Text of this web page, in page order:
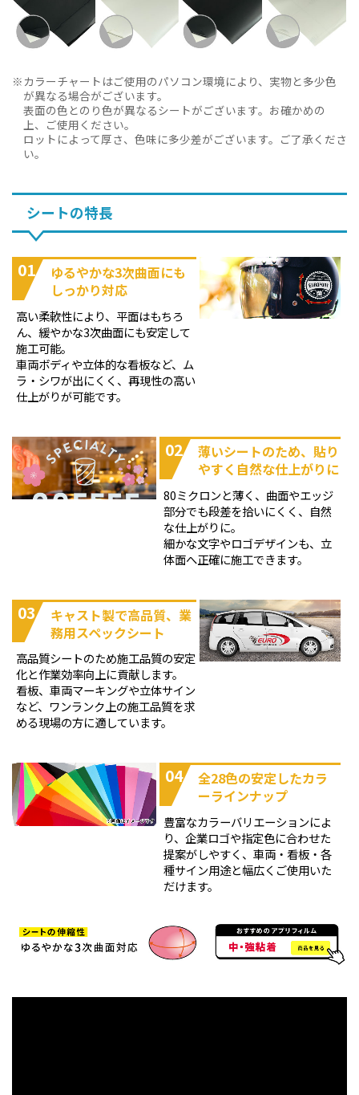
カラーチャートはご使用のパソコン環境により、実物と多少色
が異なる場合がございます。
表面の色とのり色が異なるシートがございます。お確かめの
上、ご使用ください。
ロットによって厚さ、色味に多少差がございます。ご了承くださ
い。
シートの特長
01
ゆるやかな3次曲面にも
しっかり対応
高い柔軟性により、平面はもちろ
ん、緩やかな3次曲面にも安定して
施工可能。
車両ボディや立体的な看板など、ム
ラ・シワが出にくく、再現性の高い
仕上がりが可能です。
02
薄いシートのため、貼り
やすく自然な仕上がりに
80ミクロンと薄く、曲面やエッジ
部分でも段差を拾いにくく、自然
な仕上がりに。
細かな文字やロゴデザインも、立
体面へ正確に施工できます。
03
キャスト製で高品質、業
務用スペックシート
高品質シートのため施工品質の安定
化と作業効率向上に貢献します。
看板、車両マーキングや立体サイン
など、ワンランク上の施工品質を求
める現場の方に適しています。
04
全28色の安定したカラ
ーラインナップ
豊富なカラーバリエーションによ
り、企業ロゴや指定色に合わせた
提案がしやすく、車両・看板・各
種サイン用途と幅広くご使用いた
だけます。